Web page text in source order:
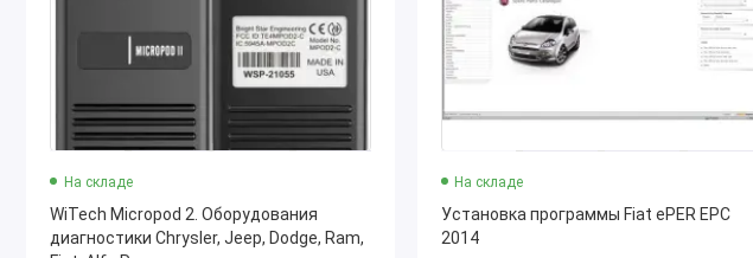
Gladiator
RAM 1500
RAM 2500 / 3500
RAM ProMaster
RAM ProMaster City
Fiat и Fiat Professional
На складе
WiTech Micropod 2. Оборудования
диагностики Chrysler, Jeep, Dodge, Ram,
На складе
Установка программы Fiat ePER EPC
2014